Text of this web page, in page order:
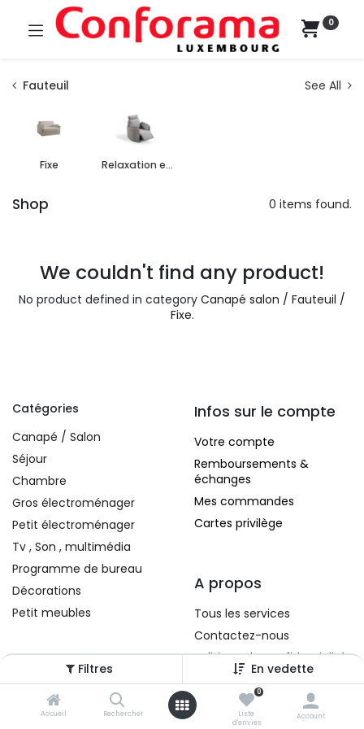
Filtres En vedette
Accueil Rechercher
0
Liste
d'envies
Account
0
Fauteuil See All
Fixe Relaxation et releveur
Shop 0 items found.
We couldn't find any product!
No product defined in category Canapé salon / Fauteuil /
Fixe.
Catégories
Canapé / Salon
Séjour
Chambre
Gros électroménager
Petit électroménager
Tv , Son , multimédia
Programme de bureau
Décorations
Petit meubles
Infos sur le compte
Votre compte
Remboursements &
échanges
Mes commandes
Cartes privilège
A propos
Tous les services
Contactez-nous
Politique de confidentialité
Conditions d'utilisation